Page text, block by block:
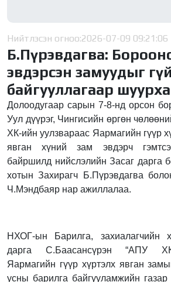
Нийтлэсэн огноо:2026-07-09 09:21:06
Б.Пүрэвдагва:
эвдэрсэн замуудыг
байгууллагаар
Долоодугаар сарын 7-8-нд орсон
Уул дүүрэг, Чингисийн өргөн
ХК-ийн уулзвараас Яармагийн гүүр
явган хүний зам эвдэрч
байршилд нийслэлийн Засаг дарга
хотын Захирагч Б.Пүрэвдагва
Ч.Мэндбаяр нар ажиллалаа.
НХОГ-ын Барилга, захиалагчийн
дарга С.Баасансүрэн “АПУ
Яармагийн гүүр хүртэлх явган
усны барилга байгууламжийн